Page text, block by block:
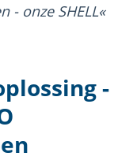
- onze SHELL
-